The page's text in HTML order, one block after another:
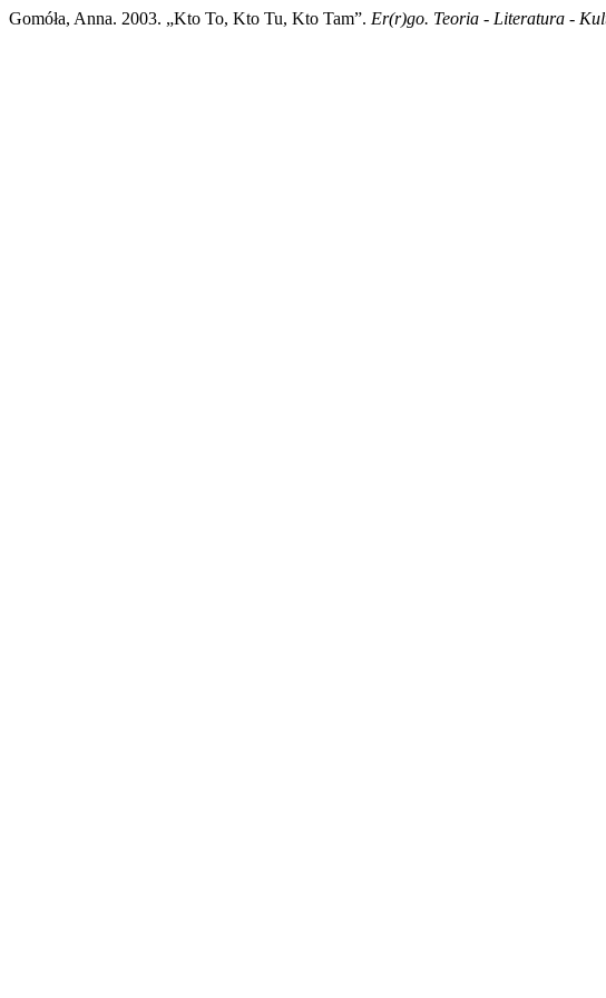
Gomóła, Anna. 2003. „Kto To, Kto Tu, Kto Tam”. Er(r)go. Teoria - Literatura -